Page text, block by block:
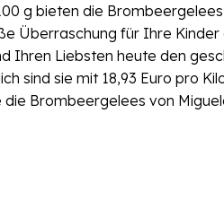
g bieten die
Überraschung für Ihre
Ihren Liebsten heute den
sind sie mit 18,93 Euro pro
Brombeergelees von